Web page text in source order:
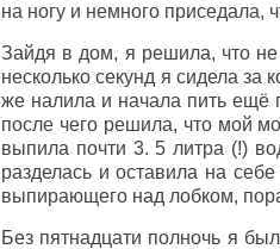
на ногу и немного приседала,
Зайдя в дом, я решила, что не
несколько секунд я сидела
же налила и начала пить ещё
после чего решила, что мой
выпила почти 3. 5 литра (!)
разделась и оставила на
выпирающего над лобком,
Без пятнадцати полночь я